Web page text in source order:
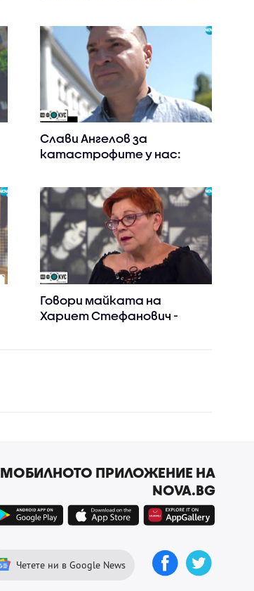
защото ПП не желаят
Слави Ангелов за
катастрофите у нас:
героите, ситуацията - не
Говори майката на
Хариет Стефанович -
МОБИЛНОТО ПРИЛОЖЕНИЕ НА
NOVA.BG
Четете ни в Google News